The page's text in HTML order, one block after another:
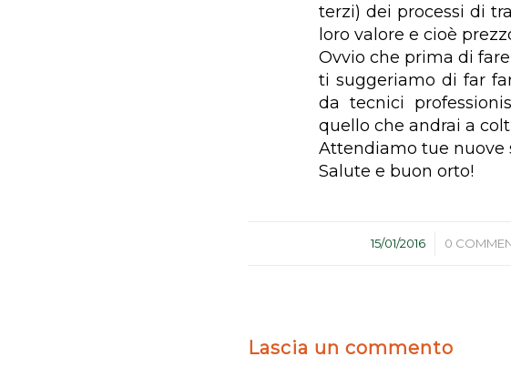
terzi) dei processi di
loro valore e cioè
Ovvio che prima di
ti suggeriamo di far
da tecnici
quello che andrai a
Attendiamo tue nuove
Salute e buon orto!
15/01/2016
/ 0 /
Lascia un commento